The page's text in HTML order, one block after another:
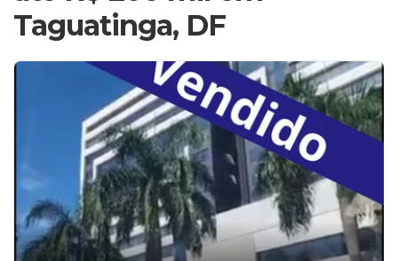
Taguatinga, DF